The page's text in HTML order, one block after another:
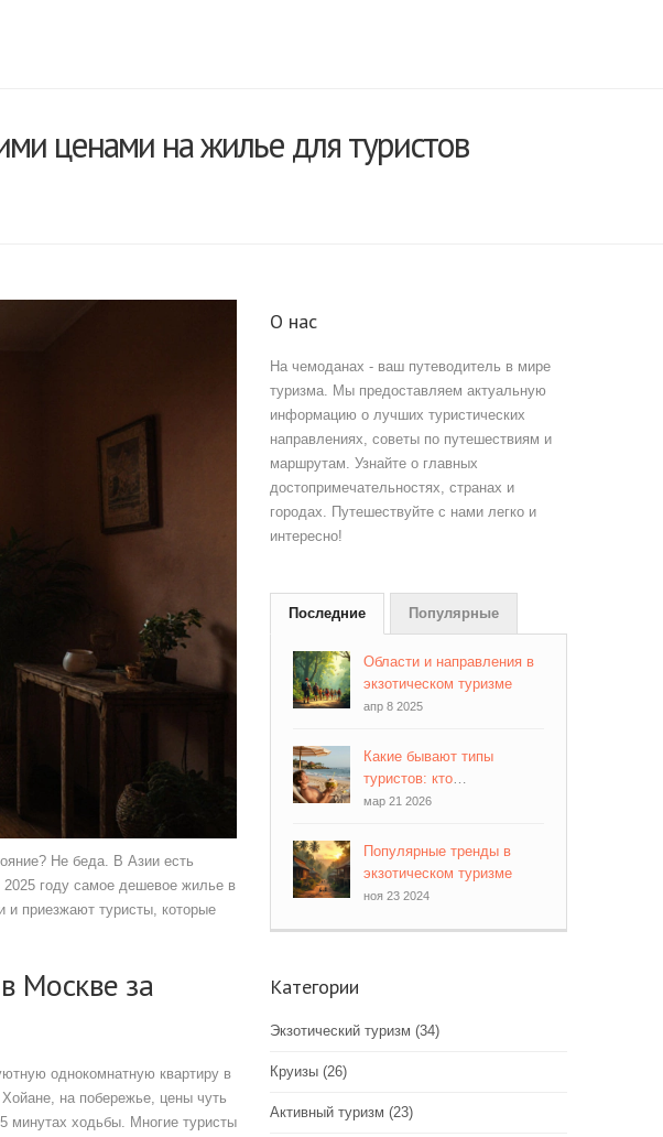
ценами на жилье для туристов
Не беда. В Азии есть
году самое дешевое жилье в
и приезжают туристы, которые
Москве за
однокомнатную квартиру в
на побережье, цены чуть
минутах ходьбы. Многие туристы
О нас
На чемоданах - ваш путеводитель в мире
туризма. Мы предоставляем актуальную
информацию о лучших туристических
направлениях, советы по путешествиям и
маршрутам. Узнайте о главных
достопримечательностях, странах и
городах. Путешествуйте с нами легко и
интересно!
Последние Популярные
Области и направления в
экзотическом туризме
апр 8 2025
Какие бывают типы
туристов: кто
путешествует и зачем
мар 21 2026
Популярные тренды в
экзотическом туризме
ноя 23 2024
Категории
Экзотический туризм (34)
Круизы (26)
Активный туризм (23)